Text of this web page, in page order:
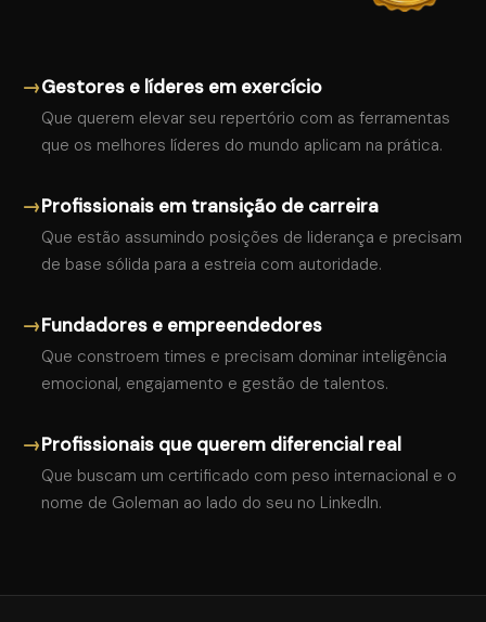
→Gestores e líderes em exercício
Que querem elevar seu repertório com as ferramentas
que os melhores líderes do mundo aplicam na prática.
→Profissionais em transição de carreira
Que estão assumindo posições de liderança e precisam
de base sólida para a estreia com autoridade.
→Fundadores e empreendedores
Que constroem times e precisam dominar inteligência
emocional, engajamento e gestão de talentos.
→Profissionais que querem diferencial real
Que buscam um certificado com peso internacional e o
nome de Goleman ao lado do seu no LinkedIn.